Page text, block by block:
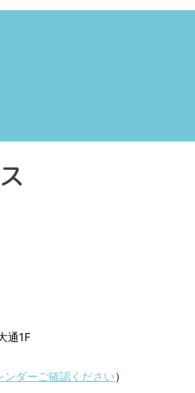
通1F
ダーご確認ください）